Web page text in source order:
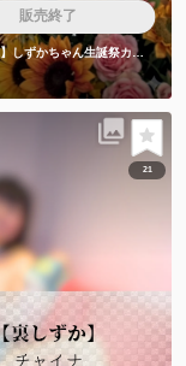
販売終了
【恵比寿🌸】しずかちゃん生誕祭カラオケ会🎤飲み放題付き
21